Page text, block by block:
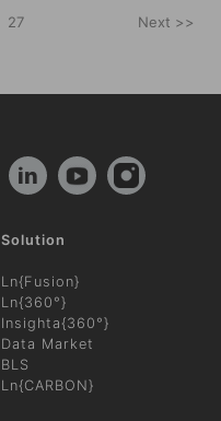
27 Next >>
in
Solution
Ln{Fusion}
Ln{360°}
Insighta{360°}
Data Market
BLS
Ln{CARBON}